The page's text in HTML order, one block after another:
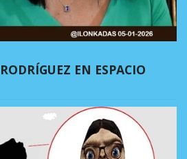
EN ESPACIO